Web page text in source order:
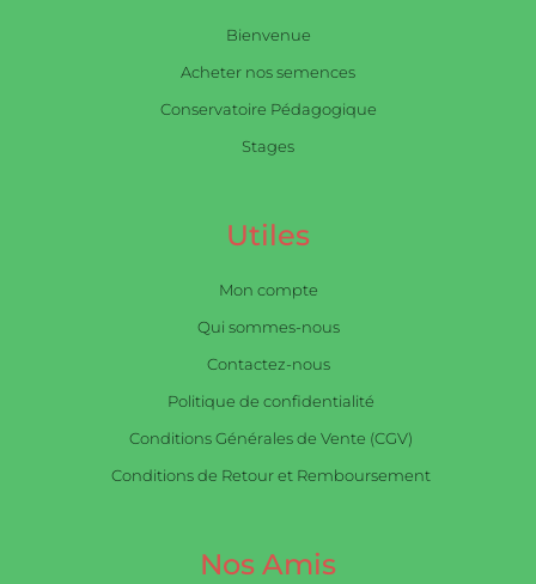
Bienvenue
Acheter nos semences
Conservatoire Pédagogique
Stages
Utiles
Mon compte
Qui sommes-nous
Contactez-nous
Politique de confidentialité
Conditions Générales de Vente (CGV)
Conditions de Retour et Remboursement
Nos Amis